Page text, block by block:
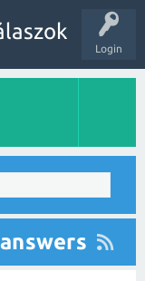
Login